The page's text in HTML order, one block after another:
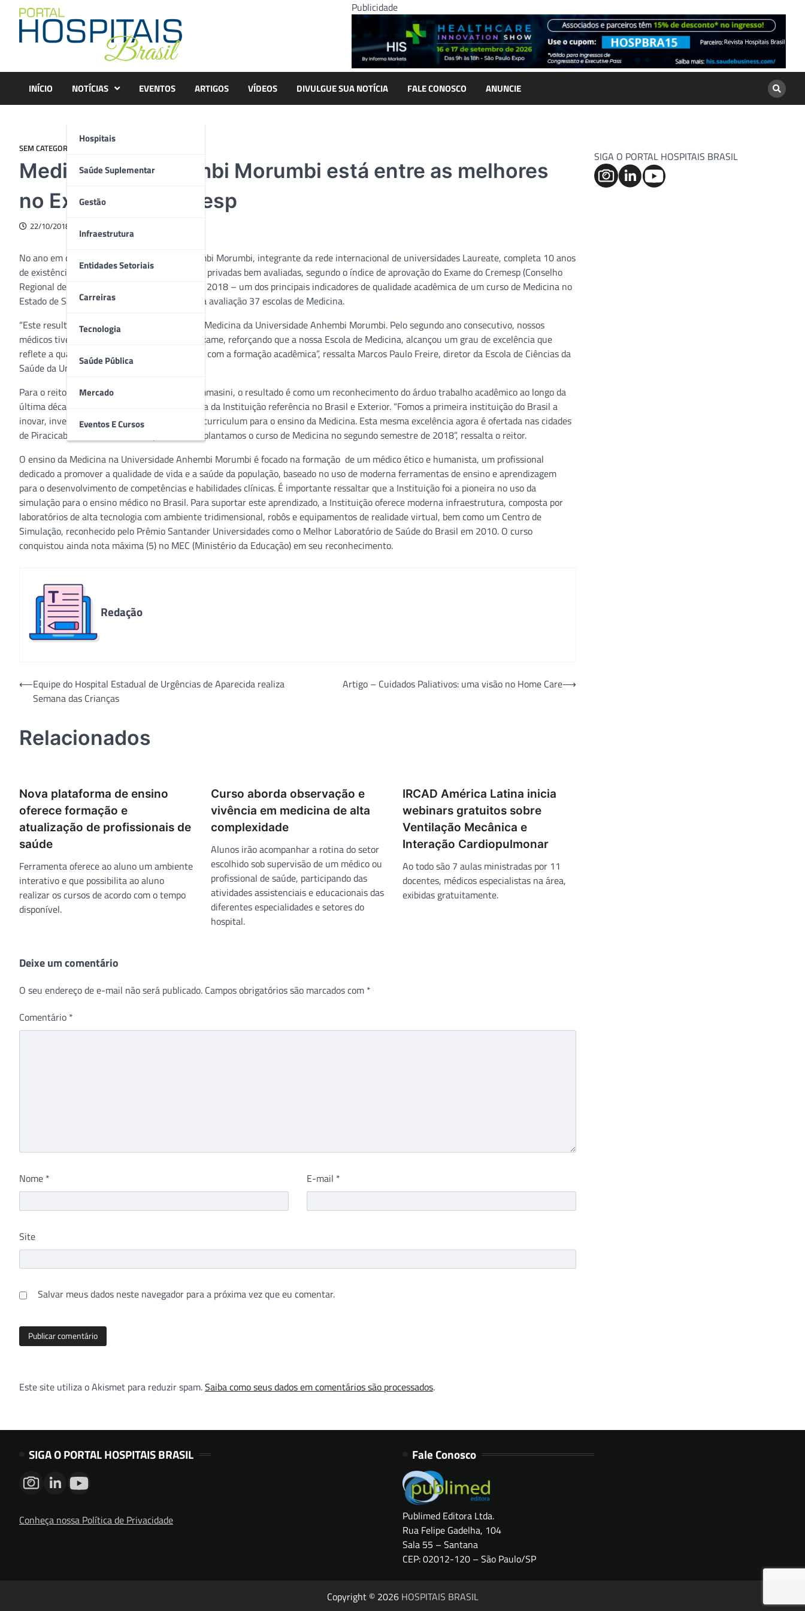
content
Publicidade
INÍCIO NOTÍCIAS
Hospitais
Saúde Suplementar
Gestão
Infraestrutura
Entidades Setoriais
Carreiras
Tecnologia
Saúde Pública
Mercado
Eventos E Cursos
EVENTOS ARTIGOS VÍDEOS DIVULGUE SUA NOTÍCIA FALE CONOSCO ANUNCIE
SEM CATEGORIA
Medicina da Anhembi Morumbi está entre as melhores
no Exame do Cremesp
22/10/2018
No ano em que o curso de Medicina da Anhembi Morumbi, integrante da rede internacional de universidades Laureate, completa 10 anos
de existência, a Instituição figura entre as IES privadas bem avaliadas, segundo o índice de aprovação do Exame do Cremesp (Conselho
Regional de Medicina do Estado de São Paulo) 2018 – um dos principais indicadores de qualidade acadêmica de um curso de Medicina no
Estado de São Paulo. Este ano participaram da avaliação 37 escolas de Medicina.
“Este resultado é um orgulho para o curso de Medicina da Universidade Anhembi Morumbi. Pelo segundo ano consecutivo, nossos
médicos tiveram um ótimo desempenho no Exame, reforçando que a nossa Escola de Medicina, alcançou um grau de excelência que
reflete a qualidade e nosso comprometimento com a formação acadêmica”, ressalta Marcos Paulo Freire, diretor da Escola de Ciências da
Saúde da Universidade Anhembi Morumbi.
Para o reitor da Anhembi Morumbi, Paolo Tommasini, o resultado é como um reconhecimento do árduo trabalho acadêmico ao longo da
última década, que tornou o curso de Medicina da Instituição referência no Brasil e Exterior. “Fomos a primeira instituição do Brasil a
inovar, investindo na simulação integrada ao curriculum para o ensino da Medicina. Esta mesma excelência agora é ofertada nas cidades
de Piracicaba e São José dos Campos, onde implantamos o curso de Medicina no segundo semestre de 2018”, ressalta o reitor.
O ensino da Medicina na Universidade Anhembi Morumbi é focado na formação de um médico ético e humanista, um profissional
dedicado a promover a qualidade de vida e a saúde da população, baseado no uso de moderna ferramentas de ensino e aprendizagem
para o desenvolvimento de competências e habilidades clínicas. É importante ressaltar que a Instituição foi a pioneira no uso da
simulação para o ensino médico no Brasil. Para suportar este aprendizado, a Instituição oferece moderna infraestrutura, composta por
laboratórios de alta tecnologia com ambiente tridimensional, robôs e equipamentos de realidade virtual, bem como um Centro de
Simulação, reconhecido pelo Prêmio Santander Universidades como o Melhor Laboratório de Saúde do Brasil em 2010. O curso
conquistou ainda nota máxima (5) no MEC (Ministério da Educação) em seu reconhecimento.
Redação
Navegação
⟵Equipe do Hospital Estadual de Urgências de Aparecida realiza
Semana das Crianças
Artigo – Cuidados Paliativos: uma visão no Home Care⟶
Relacionados
Nova plataforma de ensino
oferece formação e
atualização de profissionais de
saúde
Ferramenta oferece ao aluno um ambiente
interativo e que possibilita ao aluno
realizar os cursos de acordo com o tempo
disponível.
Curso aborda observação e
vivência em medicina de alta
complexidade
Alunos irão acompanhar a rotina do setor
escolhido sob supervisão de um médico ou
profissional de saúde, participando das
atividades assistenciais e educacionais das
diferentes especialidades e setores do
hospital.
IRCAD América Latina inicia
webinars gratuitos sobre
Ventilação Mecânica e
Interação Cardiopulmonar
Ao todo são 7 aulas ministradas por 11
docentes, médicos especialistas na área,
exibidas gratuitamente.
Deixe um comentário
O seu endereço de e-mail não será publicado. Campos obrigatórios são marcados com *
Comentário *
Nome * E-mail *
Site
Salvar meus dados neste navegador para a próxima vez que eu comentar.
Este site utiliza o Akismet para reduzir spam.Saiba como seus dados em comentários são processados.
SIGA O PORTAL HOSPITAIS BRASIL
SIGA O PORTAL HOSPITAIS BRASIL
Conheça nossa Política de Privacidade
Fale Conosco
Publimed Editora Ltda.
Rua Felipe Gadelha, 104
Sala 55 – Santana
CEP: 02012-120 – São Paulo/SP
Copyright © 2026 HOSPITAIS BRASIL